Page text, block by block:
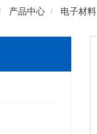
产品中心 电子材料